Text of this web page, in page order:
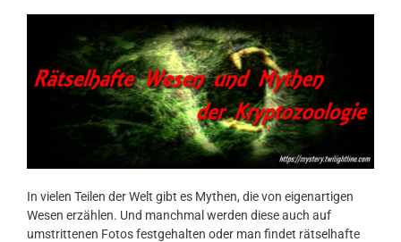
In vielen Teilen der Welt gibt es Mythen, die von eigenartigen
Wesen erzählen. Und manchmal werden diese auch auf
umstrittenen Fotos festgehalten oder man findet rätselhafte